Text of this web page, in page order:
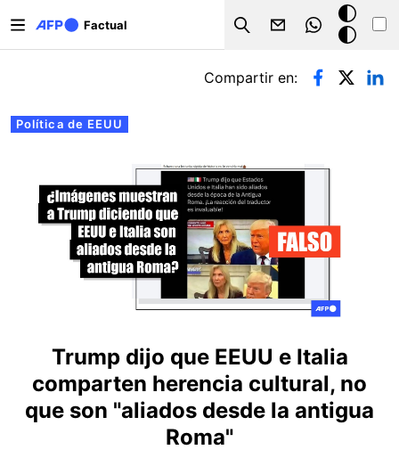
Factual
Search
Modo
oscuro
Solapas principales
Política de EEUU
Compartir en:
Trump dijo que EEUU e Italia
comparten herencia cultural, no
que son "aliados desde la antigua
Roma"